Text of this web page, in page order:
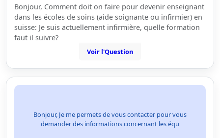
Bonjour, Comment doit on faire pour devenir enseignant
dans les écoles de soins (aide soignante ou infirmier) en
suisse: Je suis actuellement infirmière, quelle formation
faut il suivre?
Voir l'Question
Bonjour, Je me permets de vous contacter pour vous
demander des informations concernant les équ